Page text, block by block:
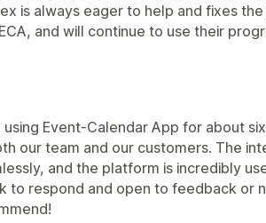
is always eager to help and fixes
and will continue to use their
using Event-Calendar App for about
our team and our customers. The
and the platform is incredibly
to respond and open to feedback or